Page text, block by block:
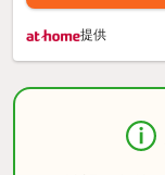
提供